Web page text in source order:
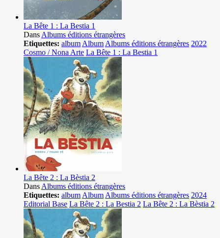
La Bête 1 : La Bestia 1
Dans Albums éditions étrangères
Etiquettes: album Album Albums éditions étrangères 2022
Cosmo / Nona Arte La Bête 1 : La Bestia 1
La Bête 2 : La Bèstia 2
Dans Albums éditions étrangères
Etiquettes: album Album Albums éditions étrangères 2024
Editorial Base La Bête 2 : La Bestia 2 La Bête 2 : La Bèstia 2